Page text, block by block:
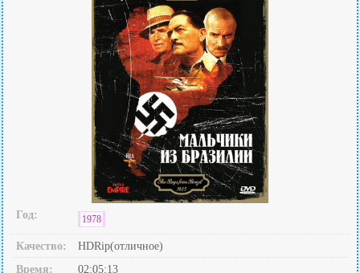
Год: 1978
Качество:
HDRip(отличное)
Время:
02:05:13